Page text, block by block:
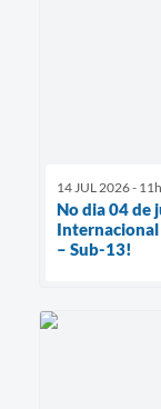
14 JUL 2026 -
No dia 04 de
Internacional
– Sub-13!